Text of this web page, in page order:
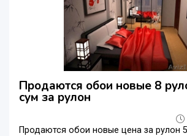
Продаются обои новые 8
сум за рулон
Продаются обои новые цена за рулон